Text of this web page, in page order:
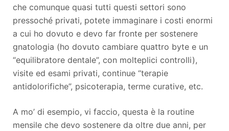
che comunque quasi tutti questi settori sono
pressoché privati, potete immaginare i costi enormi
a cui ho dovuto e devo far fronte per sostenere
gnatologia (ho dovuto cambiare quattro byte e un
“equilibratore dentale”, con molteplici controlli),
visite ed esami privati, continue “terapie
antidolorifiche”, psicoterapia, terme curative, etc.
A mo’ di esempio, vi faccio, questa è la routine
mensile che devo sostenere da oltre due anni, per